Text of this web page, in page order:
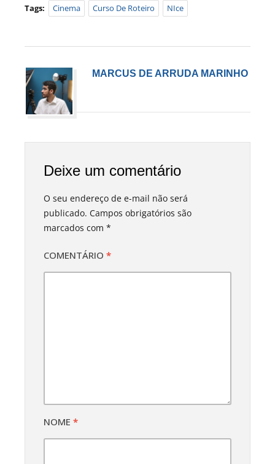
Tags: Cinema Curso De Roteiro NIce
MARCUS DE ARRUDA MARINHO
Deixe um comentário
O seu endereço de e-mail não será
publicado. Campos obrigatórios são
marcados com *
COMENTÁRIO *
NOME *